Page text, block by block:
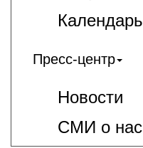
Календарь
Пресс-центр
Новости
СМИ о нас